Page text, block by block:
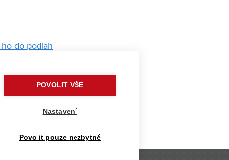
do podlah
POVOLIT VŠE
Nastavení
Povolit pouze nezbytné